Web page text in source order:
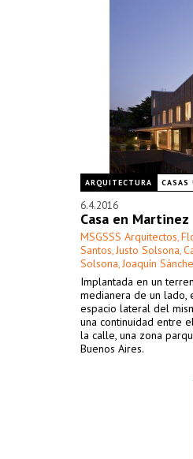
ARQUITECTURA CASAS
6.4.2016
Casa en Martinez
MSGSSS Arquitectos,
Santos, Justo Solsona,
Solsona, Joaquín
Implantada en un
medianera de un
espacio lateral del
una continuidad entre
la calle, una zona
Buenos Aires.